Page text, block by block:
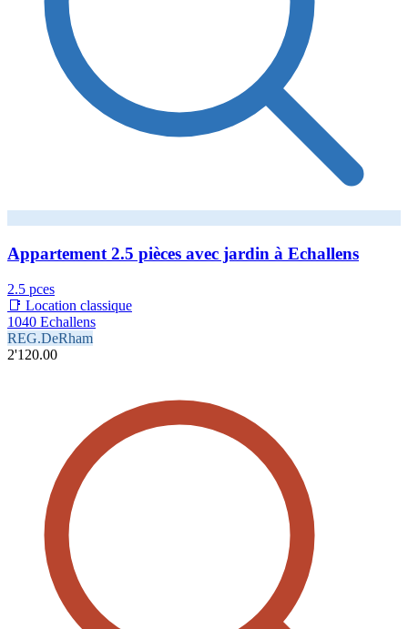
Appartement 2.5 pièces avec jardin à Echallens
2.5 pces
📑 Location classique
1040 Echallens
REG.DeRham
2'120.00